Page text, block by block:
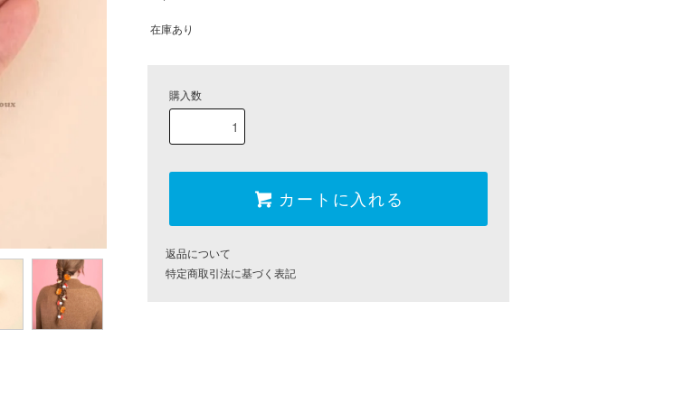
在庫あり
購入数
カートに入れる
返品について
特定商取引法に基づく表記